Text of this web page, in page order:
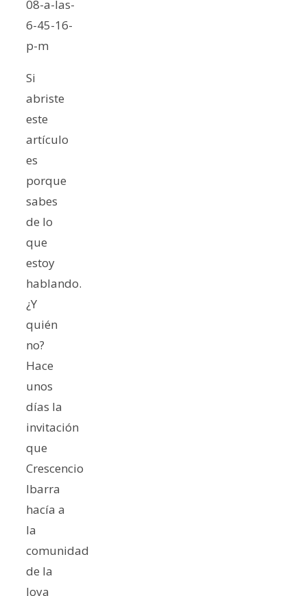
Si
abriste
este
artículo
es
porque
sabes
de lo
que
estoy
hablando.
¿Y
quién
no?
Hace
unos
días la
invitación
que
Crescencio
Ibarra
hacía a
la
comunidad
de la
Joya